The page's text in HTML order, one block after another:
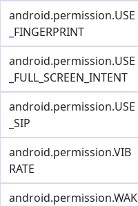
android.permission.USE
_FINGERPRINT
android.permission.USE
_FULL_SCREEN_INTENT
android.permission.USE
_SIP
android.permission.VIB
RATE
android.permission.WAK